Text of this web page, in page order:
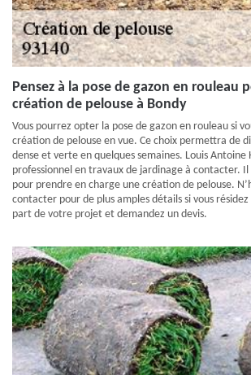
Pensez à la pose de gazon en rouleau
création de pelouse à Bondy
Vous pourrez opter la pose de gazon en rouleau si
création de pelouse en vue. Ce choix permettra de
dense et verte en quelques semaines. Louis Antoine
professionnel en travaux de jardinage à contacter. Il
pour prendre en charge une création de pelouse.
contacter pour de plus amples détails si vous
part de votre projet et demandez un devis.